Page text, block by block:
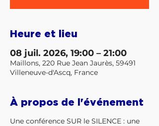
Heure et lieu
08 juil. 2026, 19:00 – 21:00
Maillons, 220 Rue Jean Jaurès, 59491
Villeneuve-d'Ascq, France
À propos de l'événement
Une conférence SUR le SILENCE : une